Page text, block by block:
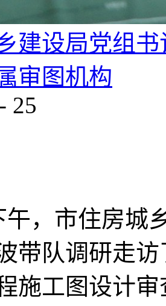
建设局党组
审图机构
- 25
午，市住房城
带队调研走
施工图设计